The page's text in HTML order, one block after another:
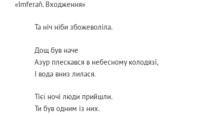
«Imferañ. Входження»
Та ніч ніби збожеволіла.
Дощ був наче
Азур плескався в небесному колодязі,
І вода вниз лилася.
Тієї ночі люди прийшли.
Ти був одним із них.